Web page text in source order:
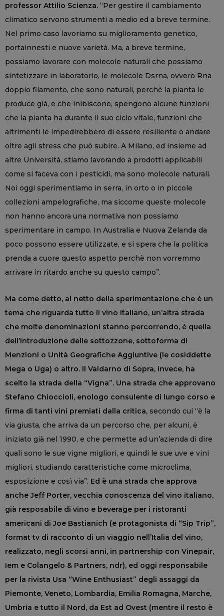
professor Attilio Scienza. “Per gestire il cambiamento
climatico servono strumenti a medio ed a breve termine.
Nel primo caso lavoriamo su miglioramento genetico,
portainnesti e nuove varietà. Ma, a breve termine,
possiamo lavorare con molecole naturali che possiamo
sintetizzare in laboratorio, le molecole Dsrna, ovvero Rna
doppio filamento, che sono naturali, perchè la pianta le
produce già, e che inibiscono, spengono alcune funzioni
che la pianta ha durante il suo ciclo vitale, funzioni che
altrimenti le impedirebbero di essere resiliente o andare
oltre agli stress che può subire. A Milano, ed insieme ad
altre Università, stiamo lavorando a prodotti applicabili
come si faceva con i pesticidi, ma sono molecole naturali.
Noi oggi sperimentiamo in serra, in orto o in piccole
collezioni ampelografiche, ma siccome queste molecole
non hanno ancora una normativa non possiamo
sperimentare in campo. In Australia e Nuova Zelanda da
poco possono essere utilizzate, e si spera che la politica
prenda a cuore questo aspetto perchè non vorremmo
arrivare in ritardo anche su questo campo”.
Ma come detto, al netto della sperimentazione che è un
tema che riguarda tutto il vino italiano, un’altra strada
che molte denominazioni stanno percorrendo, è quella
dell’introduzione delle sottozzone, sottoforma di
Menzioni o Unità Geografiche Aggiuntive (le cosiddette
Mega o Uga) o altro. Il Valdarno di Sopra, invece, ha
scelto la strada della “Vigna”. Una strada che approvano
Stefano Chioccioli, enologo consulente di lungo corso e
firma di tanti vini premiati dalla critica, secondo cui “è la
via giusta, che arriva da un percorso che, per alcuni, è
iniziato già nel 1990, e che permette ad un’azienda di dire
quali sono le sue vigne migliori, e quindi le sue uve e vini
migliori, studiando caratteristiche come microclima,
esposizione e così via”. Ed è una strada che approva
anche Jeff Porter, vecchia conoscenza del vino italiano,
già resposabile di vino e beverage per i ristoranti
americani di Joe Bastianich (e protagonista di “Sip Trip”,
format tv di racconto di un viaggio nell’Italia del vino,
realizzato, negli scorsi anni, in partnership con Vinepair,
Iem e Colangelo & Partners, ndr), ed oggi responsabile
per la rivista Usa “Wine Enthusiast” degli assaggi da
Piemonte, Veneto, Lombardia, Emilia Romagna, Marche,
Umbria e tutto il Nord, da Est ad Ovest (mentre il resto è